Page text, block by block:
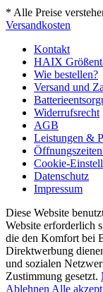
* Alle Preise
Versandkosten
Kontakt
HAIX
Wie bestellen?
Versand und
Widerrufsrecht
AGB
Leistungen &
Cookie-
Datenschutz
Impressum
Diese Website
Website erforderlich
die den Komfort bei
Direktwerbung
und sozialen
Zustimmung gesetzt.
Ablehnen Alle